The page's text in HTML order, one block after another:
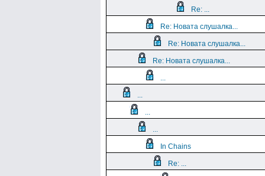
Re: ...
Re: Новата слушалка...
Re: Новата слушалка...
Re: Новата слушалка...
...
...
...
...
In Chains
Re: ...